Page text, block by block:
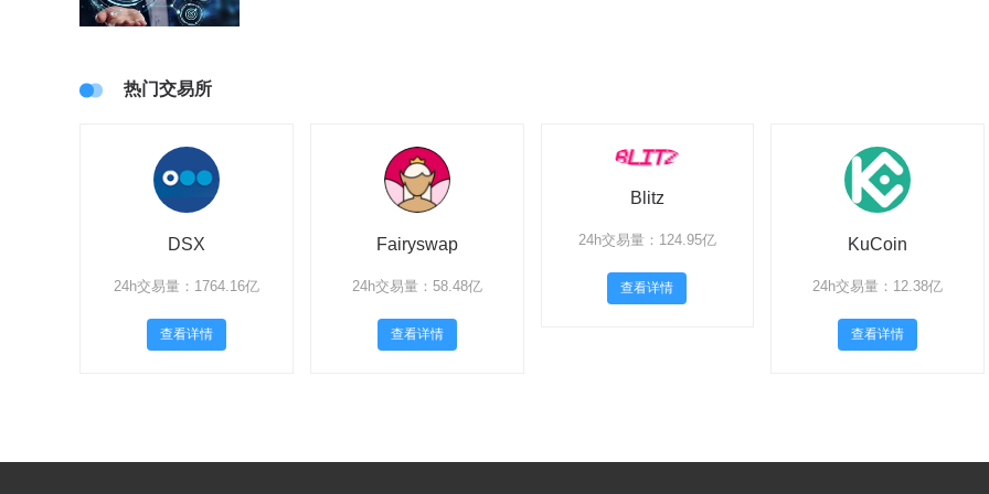
热门交易所
DSX
24h交易量：1764.16亿
查看详情
Fairyswap
24h交易量：58.48亿
查看详情
Blitz
24h交易量：124.95亿
查看详情
KuCoin
24h交易量：12.38亿
查看详情